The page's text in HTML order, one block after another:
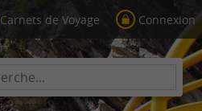
Carnets de Voyage Connexion